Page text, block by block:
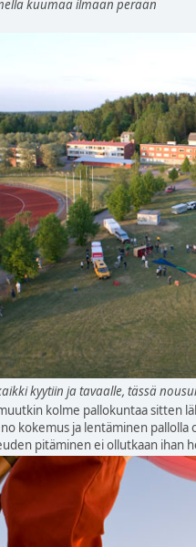
kuumaa ilmaan perään
kyytiin ja tavaalle, tässä
kolme pallokuntaa sitten
kokemus ja lentäminen
pitäminen ei ollutkaan ihan